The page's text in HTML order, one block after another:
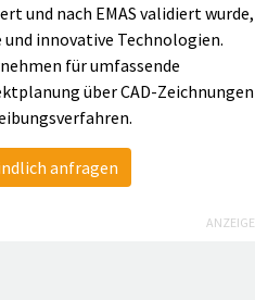
und nach EMAS validiert wurde,
innovative Technologien.
für umfassende
über CAD-Zeichnungen
anfragen
ANZEIGE